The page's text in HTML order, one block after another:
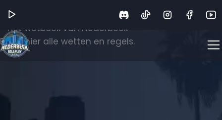
Het wetboek van Nederbeek
Bekijk hier alle wetten en regels.